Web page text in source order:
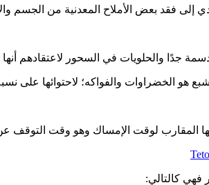
إلى فقد بعض الأملاح المعدنية من الجسم
جدًا والحلويات في السحور لاعتقادهم
هو الخضراوات والفواكه؛ لاحتوائها
لوقت الإمساك وهو وقت التوقف عن
فهي كالتالي: